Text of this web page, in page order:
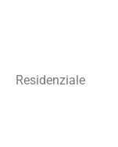
Residenziale